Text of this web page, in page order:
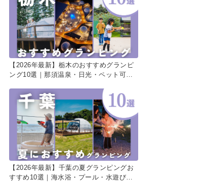
【2026年最新】栃木のおすすめグランピ
ング10選｜那須温泉・日光・ペット可で
【2026年最新】千葉の夏グランピングお
すすめ10選｜海水浴・プール・水遊びで